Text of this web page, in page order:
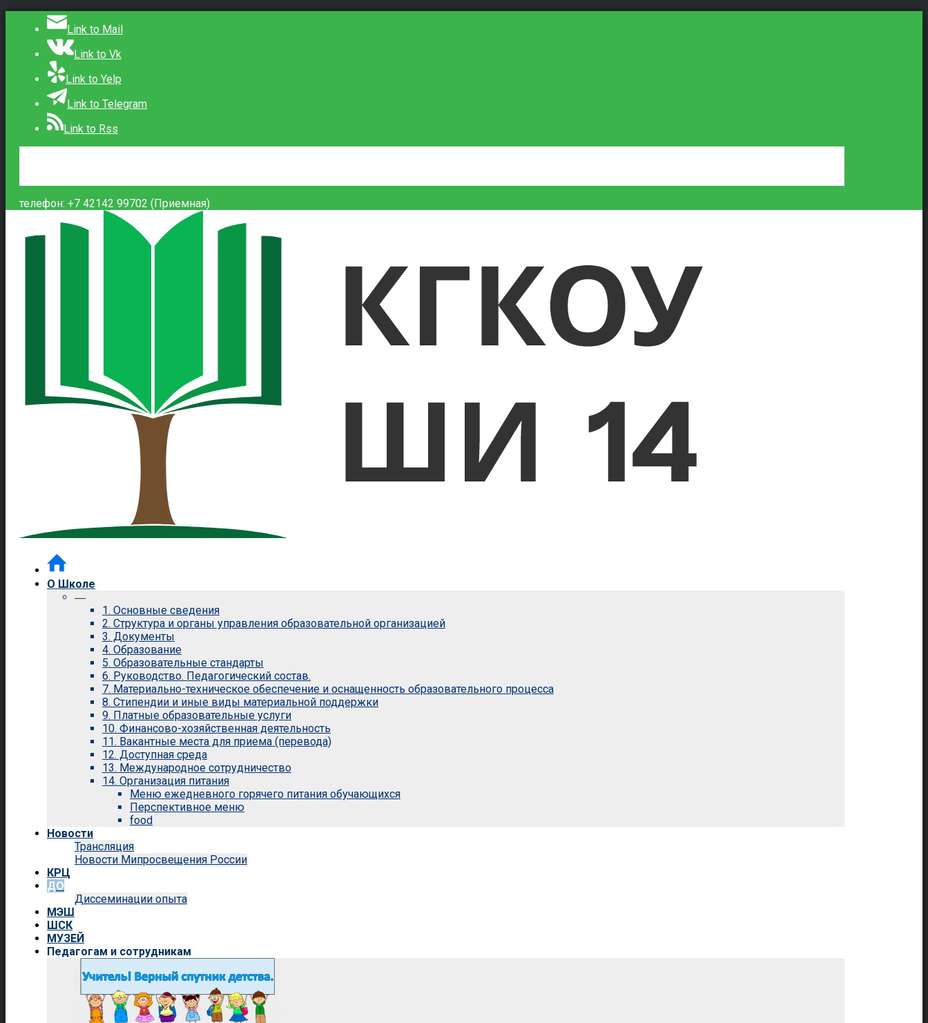
Link to Mail
Link to Vk
Link to Yelp
Link to Telegram
Link to Rss
телефон: +7 42142 99702 (Приемная)
О Школе
—
1. Основные сведения
2. Структура и органы управления образовательной организацией
3. Документы
4. Образование
5. Образовательные стандарты
6. Руководство. Педагогический состав.
7. Материально-техническое обеспечение и оснащенность образовательного процесса
8. Стипендии и иные виды материальной поддержки
9. Платные образовательные услуги
10. Финансово-хозяйственная деятельность
11. Вакантные места для приема (перевода)
12. Доступная среда
13. Международное сотрудничество
14. Организация питания
Меню ежедневного горячего питания обучающихся
Перспективное меню
food
Новости
Трансляция
Новости Мипросвещения России
КРЦ
ДО
Диссеминации опыта
МЭШ
ШСК
МУЗЕЙ
Педагогам и сотрудникам